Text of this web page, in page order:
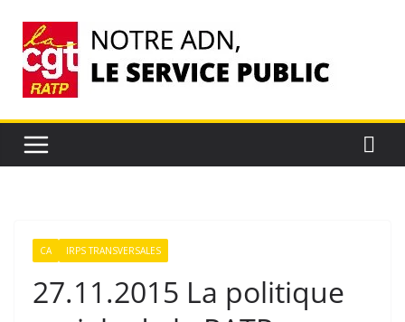
contenu
CA IRPS TRANSVERSALES
27.11.2015 La politique